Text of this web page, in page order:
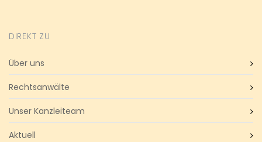
DIREKT ZU
Über uns
Rechtsanwälte
Unser Kanzleiteam
Aktuell